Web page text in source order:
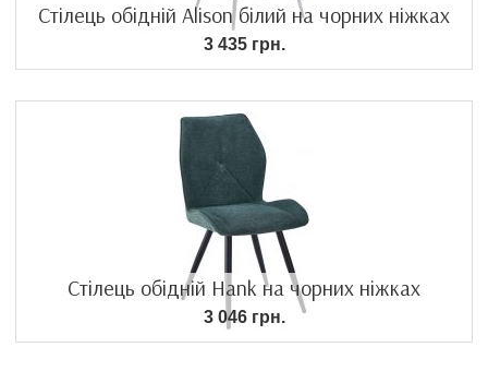
Стілець обідній Alison білий на чорних ніжках
3 435 грн.
Стілець обідній Hank на чорних ніжках
3 046 грн.